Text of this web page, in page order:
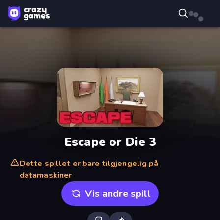
Escape or Die 3
Dette spillet er bare tilgjengelig på
datamaskiner
Vis andre spill